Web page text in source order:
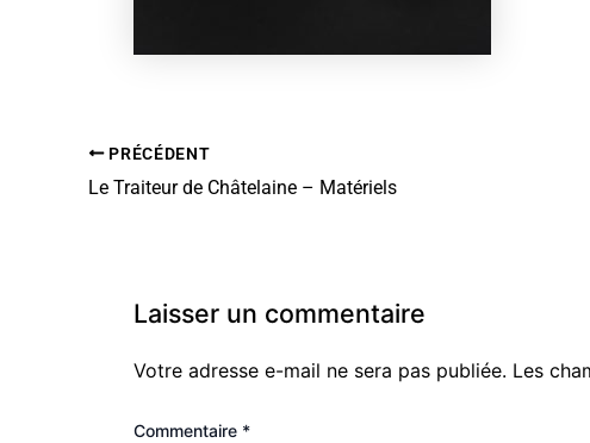
PRÉCÉDENT
Le Traiteur de Châtelaine – Matériels
Laisser un commentaire
Votre adresse e-mail ne sera pas publiée. Les
Commentaire *